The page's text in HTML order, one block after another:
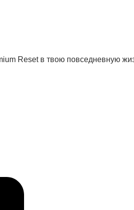
Reset в твою повседневную